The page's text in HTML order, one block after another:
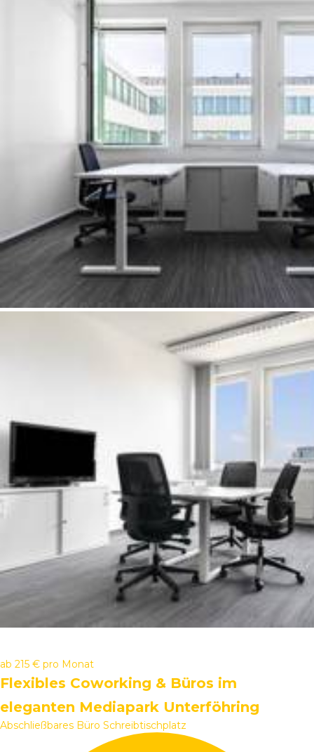
ab 215 € pro Monat
Flexibles Coworking & Büros im
eleganten Mediapark Unterföhring
Abschließbares Büro Schreibtischplatz